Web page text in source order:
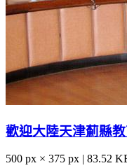
歡迎大陸天津薊縣
500 px × 375 px | 83.52